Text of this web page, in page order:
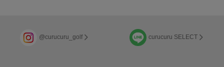
@curucuru_golf curucuru SELECT